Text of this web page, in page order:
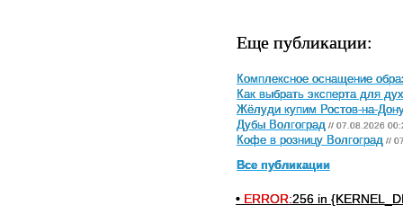
Еще публикации:
Комплексное оснащение
Как выбрать эксперта для
Жёлуди купим Ростов-на-
Дубы Волгоград // 07.08.2026
Кофе в розницу Волгоград //
Все публикации
• ERROR:256 in